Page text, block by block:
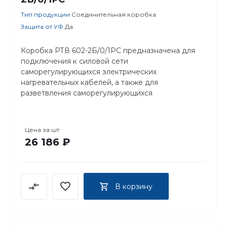
Тип продукции Соединительная коробка
Защита от УФ Да
Коробка РТВ 602-2Б/0/1РС предназначена для
подключения к силовой сети
саморегулирующихся электрических
нагревательных кабелей, а также для
разветвления саморегулирующихся
Цена за шт
26 186 ₽
В корзину